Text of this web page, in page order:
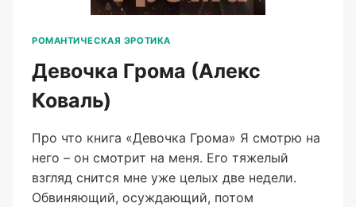
РОМАНТИЧЕСКАЯ ЭРОТИКА
Девочка Грома (Алекс
Коваль)
Про что книга «Девочка Грома» Я смотрю на
него – он смотрит на меня. Его тяжелый
взгляд снится мне уже целых две недели.
Обвиняющий, осуждающий, потом